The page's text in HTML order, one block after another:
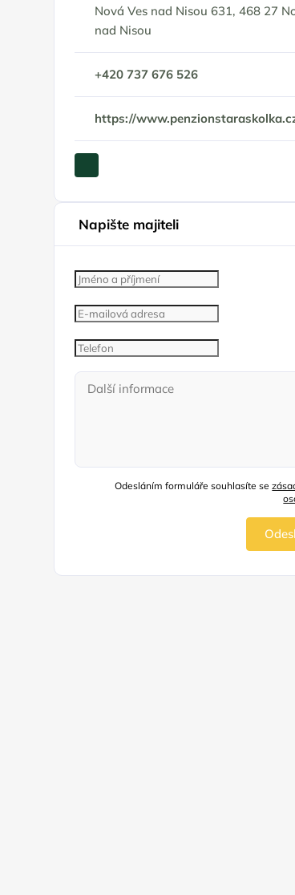
Nová Ves nad Nisou 631, 468 27
nad Nisou
+420 737 676 526
https://
Napište majiteli
Odesláním formuláře souhlasíte se